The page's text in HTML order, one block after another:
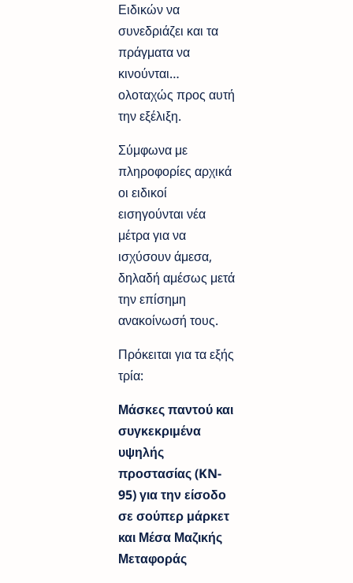
Ειδικών να
συνεδριάζει και τα
πράγματα να
κινούνται…
ολοταχώς προς αυτή
την εξέλιξη.
Σύμφωνα με
πληροφορίες αρχικά
οι ειδικοί
εισηγούνται νέα
μέτρα για να
ισχύσουν άμεσα,
δηλαδή αμέσως μετά
την επίσημη
ανακοίνωσή τους.
Πρόκειται για τα εξής
τρία:
Μάσκες παντού και
συγκεκριμένα
υψηλής
προστασίας (KN-
95) για την είσοδο
σε σούπερ μάρκετ
και Μέσα Μαζικής
Μεταφοράς